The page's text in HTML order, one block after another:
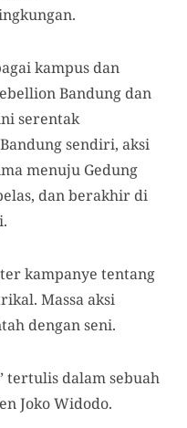
kampus dan
Bandung dan
serentak
sendiri, aksi
menuju Gedung
dan berakhir di
kampanye tentang
Massa aksi
dengan seni.
tertulis dalam sebuah
Joko Widodo.